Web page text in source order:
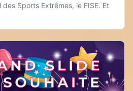
Sports Extrêmes, le FISE. Et